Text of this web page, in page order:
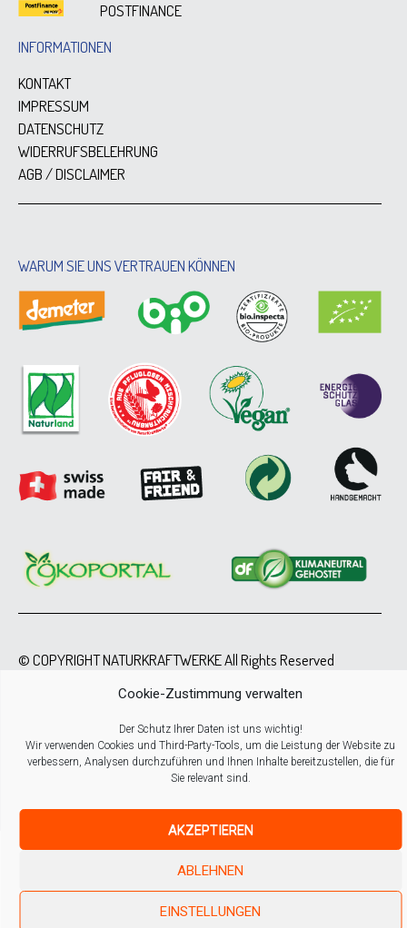
Cookie-Zustimmung verwalten
Der Schutz Ihrer Daten ist uns wichtig!
Wir verwenden Cookies und Third-Party-Tools, um die Leistung der Website zu
verbessern, Analysen durchzuführen und Ihnen Inhalte bereitzustellen, die für
Sie relevant sind.
AKZEPTIEREN
ABLEHNEN
EINSTELLUNGEN
POSTFINANCE
INFORMATIONEN
KONTAKT
IMPRESSUM
DATENSCHUTZ
WIDERRUFSBELEHRUNG
AGB / DISCLAIMER
WARUM SIE UNS VERTRAUEN KÖNNEN
© COPYRIGHT NATURKRAFTWERKE All Rights Reserved